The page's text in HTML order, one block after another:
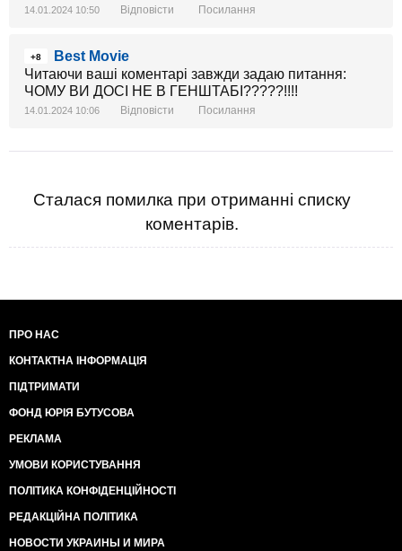
14.01.2024 10:50 Відповісти Посилання
+8
Best Movie
Читаючи ваші коментарі завжди задаю питання:
ЧОМУ ВИ ДОСІ НЕ В ГЕНШТАБІ?????!!!!
14.01.2024 10:06 Відповісти Посилання
Сталася помилка при отриманні списку
коментарів.
ПРО НАС
КОНТАКТНА ІНФОРМАЦІЯ
ПІДТРИМАТИ
ФОНД ЮРІЯ БУТУСОВА
РЕКЛАМА
УМОВИ КОРИСТУВАННЯ
ПОЛІТИКА КОНФІДЕНЦІЙНОСТІ
РЕДАКЦІЙНА ПОЛІТИКА
НОВОСТИ УКРАИНЫ И МИРА